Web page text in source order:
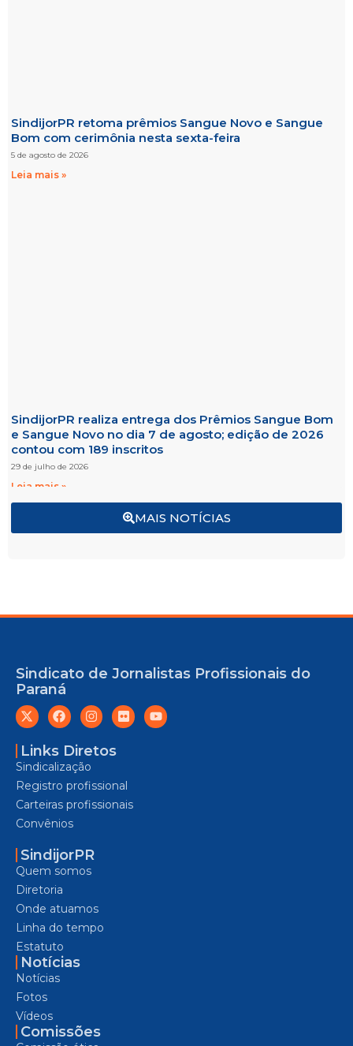
MAIS NOTÍCIAS
SindijorPR retoma prêmios Sangue Novo e Sangue
Bom com cerimônia nesta sexta-feira
5 de agosto de 2026
Leia mais »
SindijorPR realiza entrega dos Prêmios Sangue Bom
e Sangue Novo no dia 7 de agosto; edição de 2026
contou com 189 inscritos
29 de julho de 2026
Leia mais »
Sindicato de Jornalistas Profissionais do
Paraná
Links Diretos
Sindicalização
Registro profissional
Carteiras profissionais
Convênios
SindijorPR
Quem somos
Diretoria
Onde atuamos
Linha do tempo
Estatuto
Notícias
Notícias
Fotos
Vídeos
Comissões